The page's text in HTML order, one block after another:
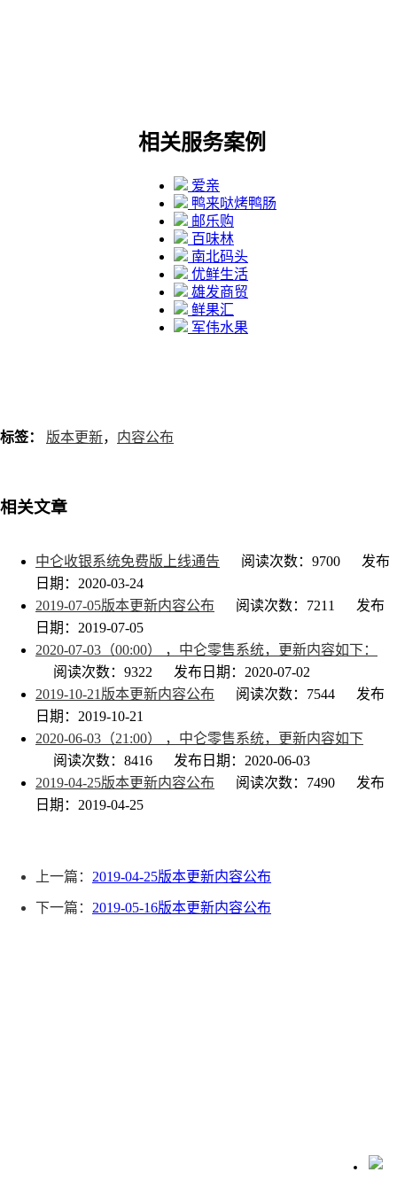
相关服务案例
爱亲
鸭来哒烤鸭肠
邮乐购
百味林
南北码头
优鲜生活
雄发商贸
鲜果汇
军伟水果
标签： 版本更新， 内容公布
相关文章
中仑收银系统免费版上线通告 阅读次数：9700
发布
日期：2020-03-24
2019-07-05版本更新内容公布
阅读次数：7211
发布
日期：2019-07-05
2020-07-03（00:00） ，中仑零售系统，更新内容如下：
阅读次数：9322
发布日期：2020-07-02
2019-10-21版本更新内容公布
阅读次数：7544
发布
日期：2019-10-21
2020-06-03（21:00） ，中仑零售系统，更新内容如下
阅读次数：8416
发布日期：2020-06-03
2019-04-25版本更新内容公布
阅读次数：7490
发布
日期：2019-04-25
上一篇： 2019-04-25版本更新内容公布
下一篇： 2019-05-16版本更新内容公布